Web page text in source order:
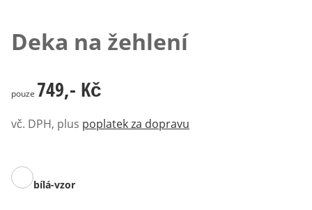
Deka na žehlení
749,- Kč
pouze 749,- Kč
vč. DPH, plus poplatek za dopravu
bílá-vzor